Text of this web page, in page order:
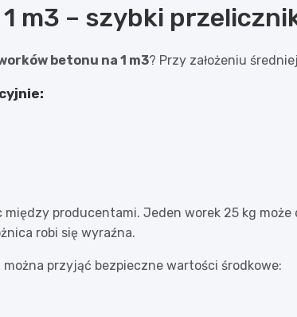
m3 – szybki
betonu na 1 m3? Przy założeniu
producentami. Jeden worek 25 kg może
robi się wyraźna.
przyjąć bezpieczne wartości środkowe: